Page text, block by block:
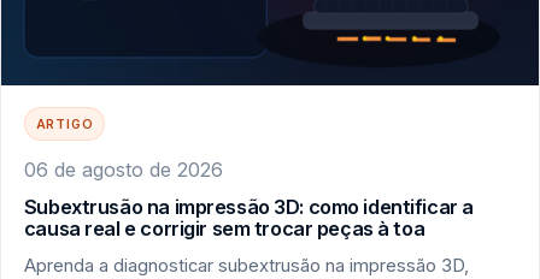
ARTIGO
06 de agosto de 2026
Subextrusão na impressão 3D: como identificar a
causa real e corrigir sem trocar peças à toa
Aprenda a diagnosticar subextrusão na impressão 3D,